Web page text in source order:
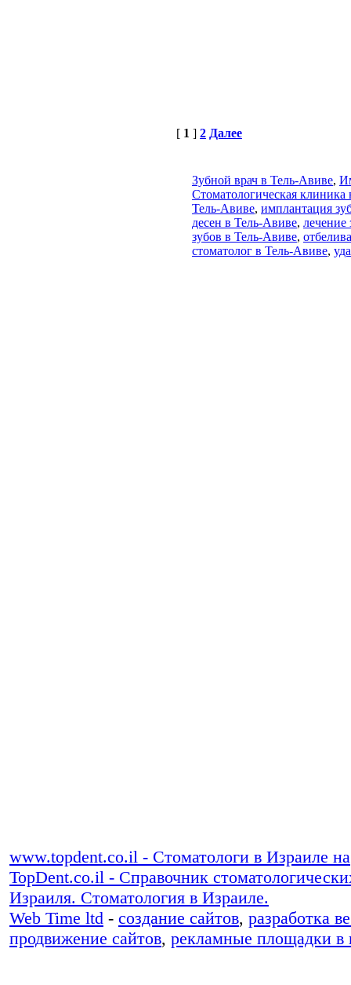
[ 1 ] 2 Далее
Зубной врач в Тель-Авиве,
Стоматологическая
Тель-Авиве, имплантация
десен в Тель-Авиве, лечение
зубов в Тель-Авиве,
стоматолог в Тель-Авиве,
www.topdent.co.il - Стоматологи в Израиле на
TopDent.co.il - Справочник
Израиля. Стоматология в Израиле.
Web Time ltd - создание сайтов, разработка
продвижение сайтов, рекламные площадки в